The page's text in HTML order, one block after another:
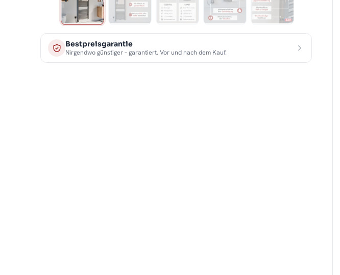
Bestpreisgarantie
Nirgendwo günstiger – garantiert. Vor und nach dem Kauf.